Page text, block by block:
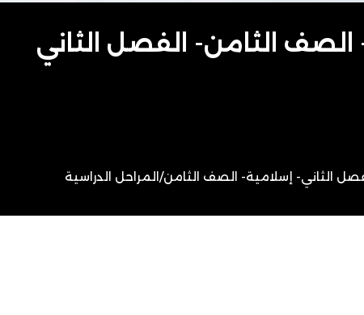
الصف الثامن- الفصل الثاني
الثاني- إسلامية- الصف الثامن/المراحل الدراسية